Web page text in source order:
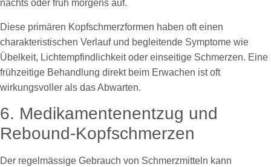
nachts oder früh morgens auf.
Diese primären Kopfschmerzformen haben oft einen
charakteristischen Verlauf und begleitende Symptome wie
Übelkeit, Lichtempfindlichkeit oder einseitige Schmerzen. Eine
frühzeitige Behandlung direkt beim Erwachen ist oft
wirkungsvoller als das Abwarten.
6. Medikamentenentzug und
Rebound-Kopfschmerzen
Der regelmässige Gebrauch von Schmerzmitteln kann